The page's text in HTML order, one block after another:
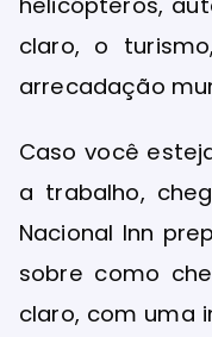
claro, o
arrecadação
Caso você
a trabalho,
Nacional Inn
sobre como
claro, com uma